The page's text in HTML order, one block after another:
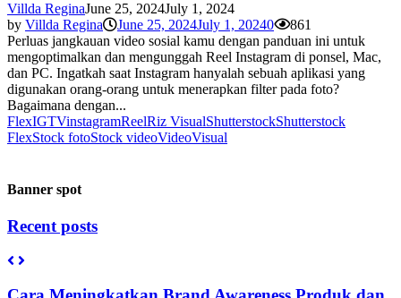
Villda ReginaJune 25, 2024July 1, 2024
by Villda Regina June 25, 2024July 1, 20240
861
Perluas jangkauan video sosial kamu dengan panduan ini untuk
mengoptimalkan dan mengunggah Reel Instagram di ponsel, Mac,
dan PC. Ingatkah saat Instagram hanyalah sebuah aplikasi yang
digunakan orang-orang untuk menerapkan filter pada foto?
Bagaimana dengan...
FlexIGTVinstagramReelRiz VisualShutterstockShutterstock
FlexStock fotoStock videoVideoVisual
Banner spot
Recent posts